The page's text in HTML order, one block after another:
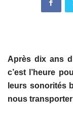
Après dix ans
c’est l’heure
leurs sonorités
nous